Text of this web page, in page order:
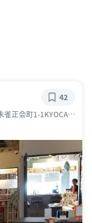
正会町1-1KYOCA-
42